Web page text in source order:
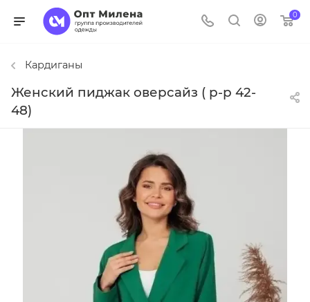
0
Кардиганы
Женский пиджак оверсайз ( р-р 42-
48)